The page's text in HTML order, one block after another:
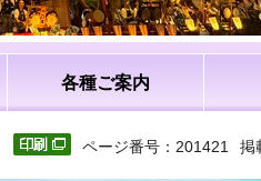
各種ご案内
ページ番号：201421 掲